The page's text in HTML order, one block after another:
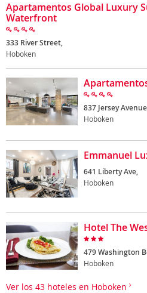
Apartamentos Global Luxury
Waterfront
333 River Street,
Hoboken
837 Jersey
Hoboken
Emmanuel
641 Liberty Ave,
Hoboken
Hotel The
479 Washington
Hoboken
Ver los 43 hoteles en Hoboken